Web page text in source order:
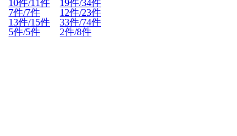
10件/11件 19件/34件
7件/7件 12件/23件
13件/15件 33件/74件
5件/5件 2件/8件